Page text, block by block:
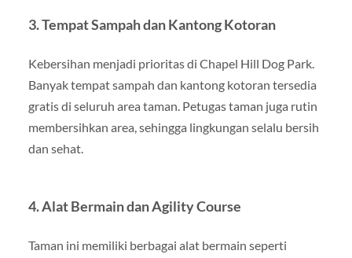
3. Tempat Sampah dan Kantong Kotoran
Kebersihan menjadi prioritas di Chapel Hill Dog Park.
Banyak tempat sampah dan kantong kotoran tersedia
gratis di seluruh area taman. Petugas taman juga rutin
membersihkan area, sehingga lingkungan selalu bersih
dan sehat.
4. Alat Bermain dan Agility Course
Taman ini memiliki berbagai alat bermain seperti